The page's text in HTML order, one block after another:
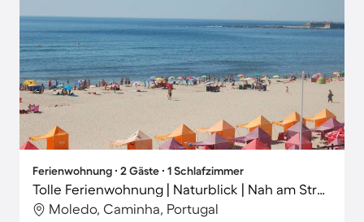
Ferienwohnung ∙ 2 Gäste ∙ 1 Schlafzimmer
Tolle Ferienwohnung | Naturblick | Nah am Strand
Moledo, Caminha, Portugal